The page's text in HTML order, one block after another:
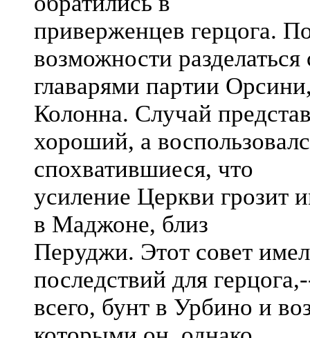
приверженцев герцога.
возможности разделаться
главарями партии
Колонна. Случай
хороший, а
спохватившиеся, что
усиление Церкви грозит
в Маджоне, близ
Перуджи. Этот совет
последствий для
всего, бунт в Урбино и